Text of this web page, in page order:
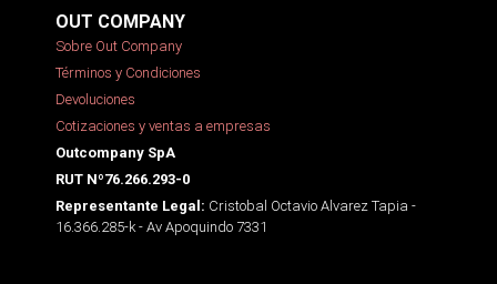
OUT COMPANY
Sobre Out Company
Términos y Condiciones
Devoluciones
Cotizaciones y ventas a empresas
Outcompany SpA
RUT Nº76.266.293-0
Representante Legal: Cristobal Octavio Alvarez Tapia -
16.366.285-k - Av Apoquindo 7331